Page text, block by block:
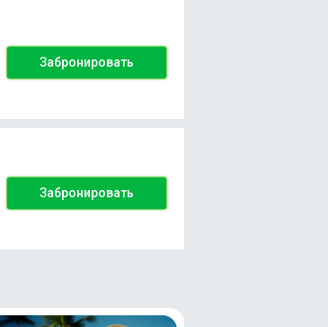
Забронировать
Забронировать